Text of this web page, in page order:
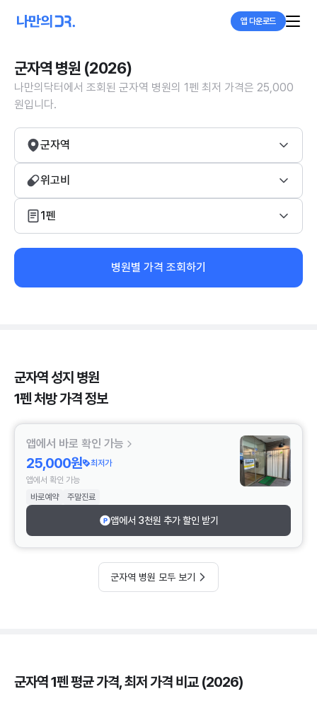
앱 다운로드
군자역 병원 (2026)
나만의닥터에서 조회된 군자역 병원의 1펜 최저 가격은 25,000
원입니다.
군자역
위고비
1펜
병원별 가격 조회하기
군자역 성지 병원
1펜 처방 가격 정보
앱에서 바로 확인 가능
25,000원
최저가
앱에서 확인 가능
바로예약
주말진료
앱에서 3천원 추가 할인 받기
군자역 병원 모두 보기
군자역 1펜 평균 가격, 최저 가격 비교 (2026)